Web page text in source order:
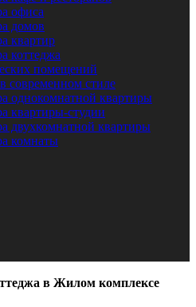
офиса
домов
квартир
коттеджа
помещений
современном стиле
однокомнатной квартиры
квартиры-студии
двухкомнатной квартиры
комнаты
в Жилом комплексе